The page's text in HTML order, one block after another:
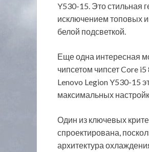
Y530-15. Это стильная
исключением топовых
белой подсветкой.
Еще одна интересная
чипсетом чипсет Core
Lenovo Legion Y530-15
максимальных
Один из ключевых
спроектирована,
архитектура